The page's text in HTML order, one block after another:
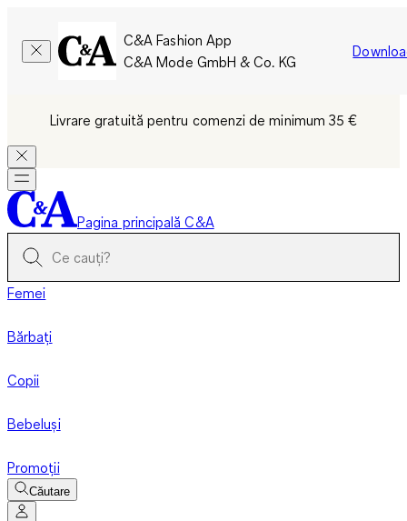
C&A Fashion App
C&A Mode GmbH & Co. KG
Livrare gratuită pentru comenzi de minimum 35 €
Pagina principală C&A
Femei
Bărbați
Copii
Bebeluși
Promoții
Căutare